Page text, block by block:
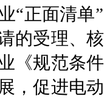
“正面清单
的受理、
《规范条
，促进电